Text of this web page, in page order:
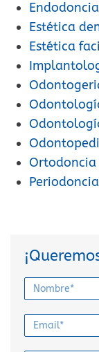
Endodoncia
Estética
Estética
Ortodoncia
Periodoncia